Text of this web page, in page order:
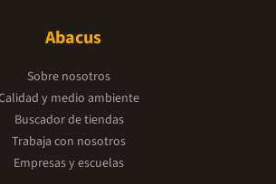
Abacus
Sobre nosotros
y medio ambiente
Buscador de tiendas
Trabaja con nosotros
Empresas y escuelas